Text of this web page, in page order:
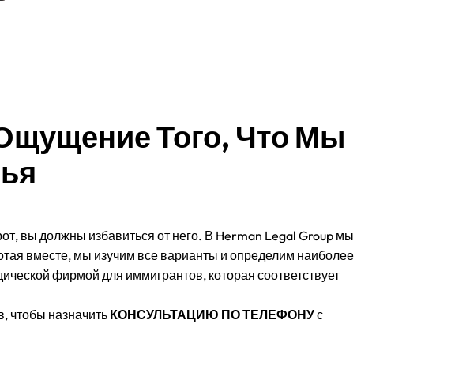
Того, Что Мы
вы должны избавиться от него. В Herman Legal Group мы
вместе, мы изучим все варианты и определим наиболее
фирмой для иммигрантов, которая соответствует
чтобы назначить КОНСУЛЬТАЦИЮ ПО ТЕЛЕФОНУс